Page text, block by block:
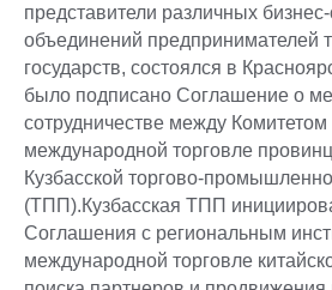
представители различных бизнес-
объединений предпринимателей
государств, состоялся в
было подписано Соглашение о
сотрудничестве между
международной торговле
Кузбасской торгово-
(ТПП).Кузбасская ТПП
Соглашения с региональным
международной торговле